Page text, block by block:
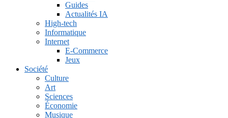
Guides
Actualités IA
High-tech
Informatique
Internet
E-Commerce
Jeux
Société
Culture
Art
Sciences
Économie
Musique